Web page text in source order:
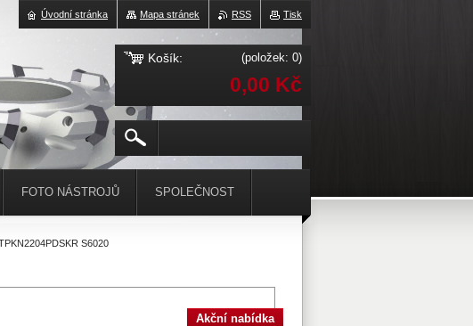
S6020
Akční nabídka
FOTO NÁSTROJŮ SPOLEČNOST
Tisk
RSS
Mapa stránek
Úvodní stránka
Košík: (položek: 0)
0,00 Kč